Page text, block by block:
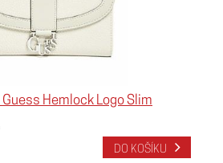
Hemlock Logo Slim
DO KOŠÍKU